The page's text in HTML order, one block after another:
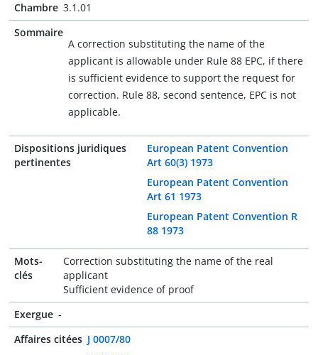
Chambre 3.1.01
Sommaire
A correction substituting the name of the
applicant is allowable under Rule 88 EPC, if there
is sufficient evidence to support the request for
correction. Rule 88, second sentence, EPC is not
applicable.
Dispositions juridiques
pertinentes
European Patent Convention
Art 60(3) 1973
European Patent Convention
Art 61 1973
European Patent Convention R
88 1973
Mots-
clés
Correction substituting the name of the real
applicant
Sufficient evidence of proof
Exergue -
Affaires citées J 0007/80